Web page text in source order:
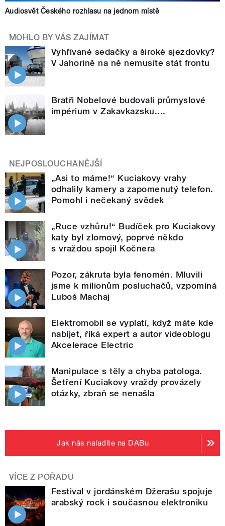
Audiosvět Českého rozhlasu na jednom místě
MOHLO BY VÁS ZAJÍMAT
Vyhřívané sedačky a široké sjezdovky?
V Jahorině na ně nemusíte stát frontu
Bratři Nobelové budovali průmyslové
impérium v Zakavkazsku....
NEJPOSLOUCHANĚJŠÍ
„Asi to máme!“ Kuciakovy vrahy
odhalily kamery a zapomenutý telefon.
Pomohl i nečekaný svědek
„Ruce vzhůru!“ Budíček pro Kuciakovy
katy byl zlomový, poprvé někdo
s vraždou spojil Kočnera
Pozor, zákruta byla fenomén. Mluvili
jsme k milionům posluchačů, vzpomíná
Luboš Machaj
Elektromobil se vyplatí, když máte kde
nabíjet, říká expert a autor videoblogu
Akcelerace Electric
Manipulace s těly a chyba patologa.
Šetření Kuciakovy vraždy provázely
otázky, zbraň se nenašla
Jak nás naladíte na DABu
VÍCE Z POŘADU
Festival v jordánském Džerašu spojuje
arabský rock i současnou elektroniku